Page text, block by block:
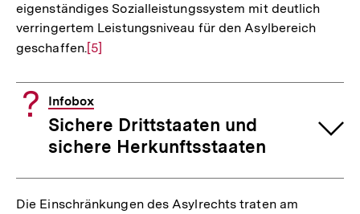
eigenständiges Sozialleistungssystem mit deutlich
verringertem Leistungsniveau für den Asylbereich
geschaffen.Zur
Fußnote
[5]
Infobox
Sichere Drittstaaten und
sichere Herkunftsstaaten
Die Einschränkungen des Asylrechts traten am